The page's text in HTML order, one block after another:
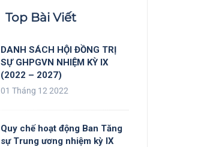
Top Bài Viết
DANH SÁCH HỘI ĐỒNG TRỊ
SỰ GHPGVN NHIỆM KỲ IX
(2022 – 2027)
01 Tháng 12 2022
Quy chế hoạt động Ban Tăng
sự Trung ương nhiệm kỳ IX